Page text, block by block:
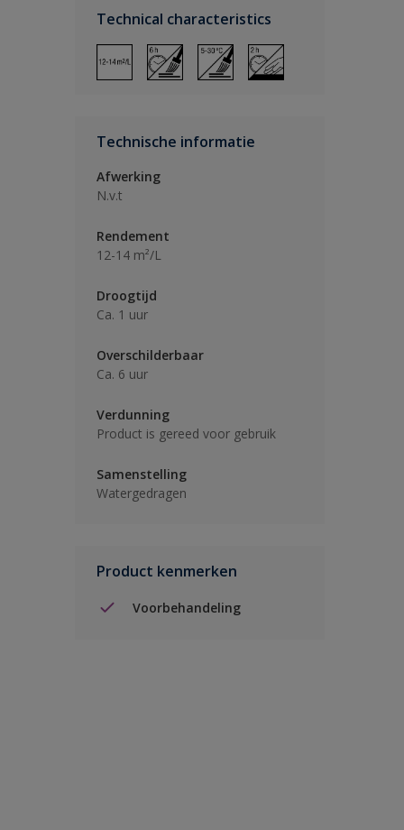
Technical characteristics
Technische informatie
Afwerking
N.v.t
Rendement
12-14 m²/L
Droogtijd
Ca. 1 uur
Overschilderbaar
Ca. 6 uur
Verdunning
Product is gereed voor gebruik
Samenstelling
Watergedragen
Product kenmerken
Voorbehandeling